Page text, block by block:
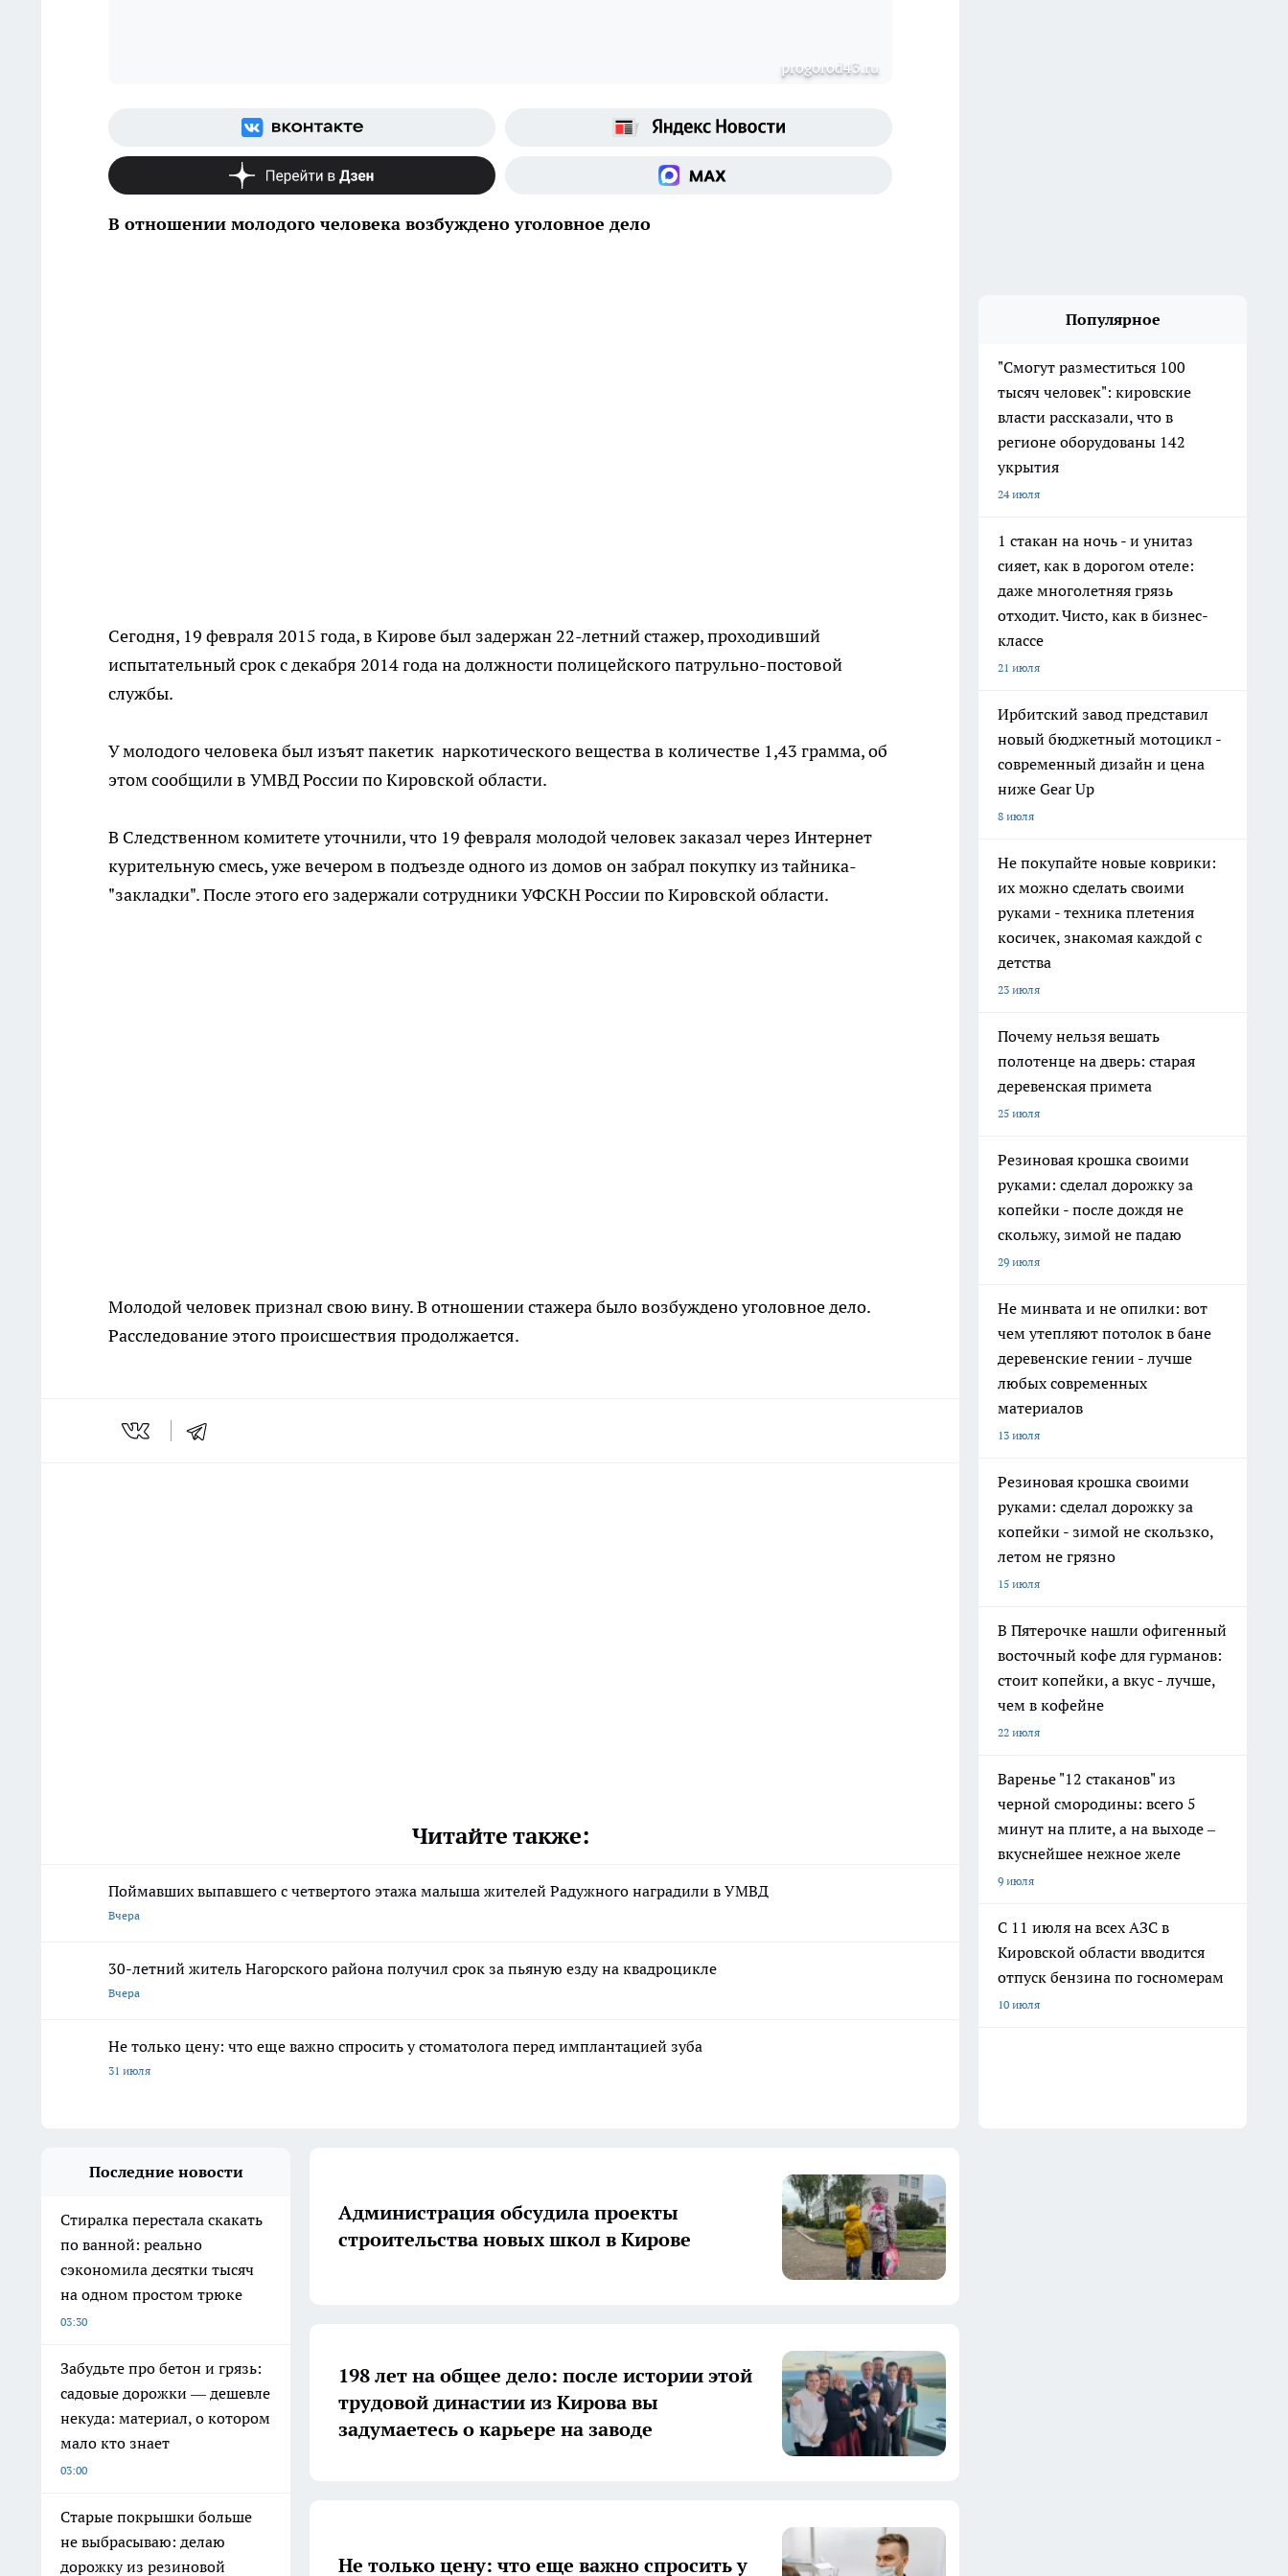
progorod43.ru
В отношении молодого человека возбуждено уголовное дело
Сегодня, 19 февраля 2015 года, в Кирове был задержан 22-летний стажер, проходивший
испытательный срок с декабря 2014 года на должности полицейского патрульно-постовой
службы.
У молодого человека был изъят пакетик наркотического вещества в количестве 1,43 грамма, об
этом сообщили в УМВД России по Кировской области.
В Следственном комитете уточнили, что 19 февраля молодой человек заказал через Интернет
курительную смесь, уже вечером в подъезде одного из домов он забрал покупку из тайника-
"закладки". После этого его задержали сотрудники УФСКН России по Кировской области.
Молодой человек признал свою вину. В отношении стажера было возбуждено уголовное дело.
Расследование этого происшествия продолжается.
Читайте также:
Поймавших выпавшего с четвертого этажа малыша жителей Радужного наградили в УМВД
Вчера
30-летний житель Нагорского района получил срок за пьяную езду на квадроцикле
Вчера
Не только цену: что еще важно спросить у стоматолога перед имплантацией зуба
31 июля
Популярное
"Смогут разместиться 100
тысяч человек": кировские
власти рассказали, что в
регионе оборудованы 142
укрытия
24 июля
1 стакан на ночь - и унитаз
сияет, как в дорогом отеле:
даже многолетняя грязь
отходит. Чисто, как в бизнес-
классе
21 июля
Ирбитский завод представил
новый бюджетный мотоцикл -
современный дизайн и цена
ниже Gear Up
8 июля
Не покупайте новые коврики:
их можно сделать своими
руками - техника плетения
косичек, знакомая каждой с
детства
23 июля
Почему нельзя вешать
полотенце на дверь: старая
деревенская примета
25 июля
Резиновая крошка своими
руками: сделал дорожку за
копейки - после дождя не
скольжу, зимой не падаю
29 июля
Не минвата и не опилки: вот
чем утепляют потолок в бане
деревенские гении - лучше
любых современных
материалов
13 июля
Резиновая крошка своими
руками: сделал дорожку за
копейки - зимой не скользко,
летом не грязно
15 июля
В Пятерочке нашли офигенный
восточный кофе для гурманов:
стоит копейки, а вкус - лучше,
чем в кофейне
22 июля
Варенье "12 стаканов" из
черной смородины: всего 5
минут на плите, а на выходе –
вкуснейшее нежное желе
9 июля
С 11 июля на всех АЗС в
Кировской области вводится
отпуск бензина по госномерам
10 июля
Последние новости
Стиралка перестала скакать
по ванной: реально
сэкономила десятки тысяч
на одном простом трюке
03:30
Забудьте про бетон и грязь:
садовые дорожки — дешевле
некуда: материал, о котором
мало кто знает
03:00
Старые покрышки больше
не выбрасываю: делаю
дорожку из резиновой
Администрация обсудила проекты
строительства новых школ в Кирове
198 лет на общее дело: после истории этой
трудовой династии из Кирова вы
задумаетесь о карьере на заводе
Не только цену: что еще важно спросить у